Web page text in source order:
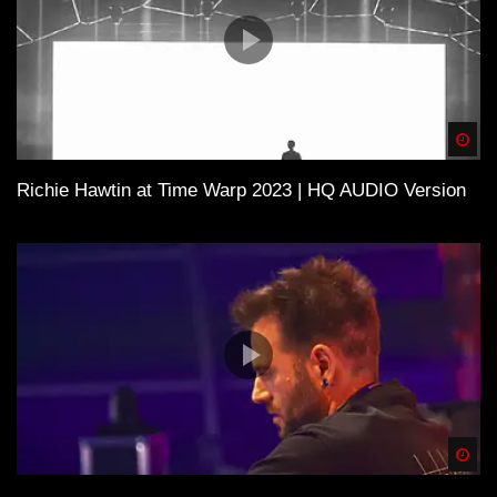
Quellen der Inspiration
Pacha
Barcelonas Nachtleben
Veranstaltungstechnik
Richie Hawtin at Time Warp 2023 | HQ AUDIO Version